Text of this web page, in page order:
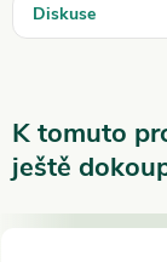
Diskuse
K tomuto
ještě